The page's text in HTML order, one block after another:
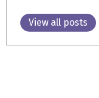
View all posts